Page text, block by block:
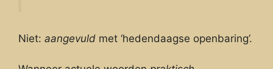
Niet: aangevuld met ‘hedendaagse openbaring’.